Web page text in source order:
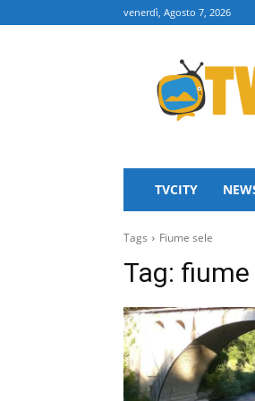
venerdì, Agosto 7, 2026
TVCITY
TVCITY
Tags Fiume sele
Tag: fiume